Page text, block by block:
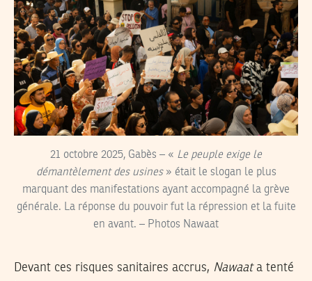
21 octobre 2025, Gabès – « Le peuple exige le
démantèlement des usines» était le slogan le plus
marquant des manifestations ayant accompagné la grève
générale. La réponse du pouvoir fut la répression et la fuite
en avant. – Photos Nawaat
Devant ces risques sanitaires accrus, Nawaata tenté